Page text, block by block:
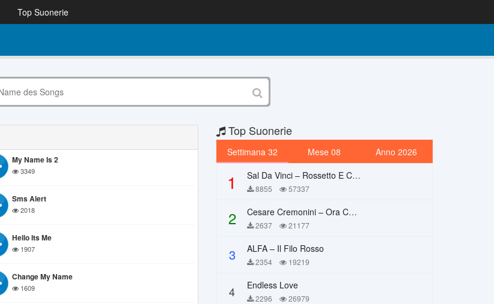
Top Suonerie
My Name Is 2
3349
Sms Alert
2018
Hello Its Me
1907
Change My Name
1609
Top Suonerie
Settimana 32 Mese 08 Anno 2026
1 Sal Da Vinci – Rossetto E Caffè
8855 57337
2 Cesare Cremonini – Ora Che Non Ho Più Te
2637 21177
3 ALFA – Il Filo Rosso
2354 19219
4 Endless Love
2296 26979